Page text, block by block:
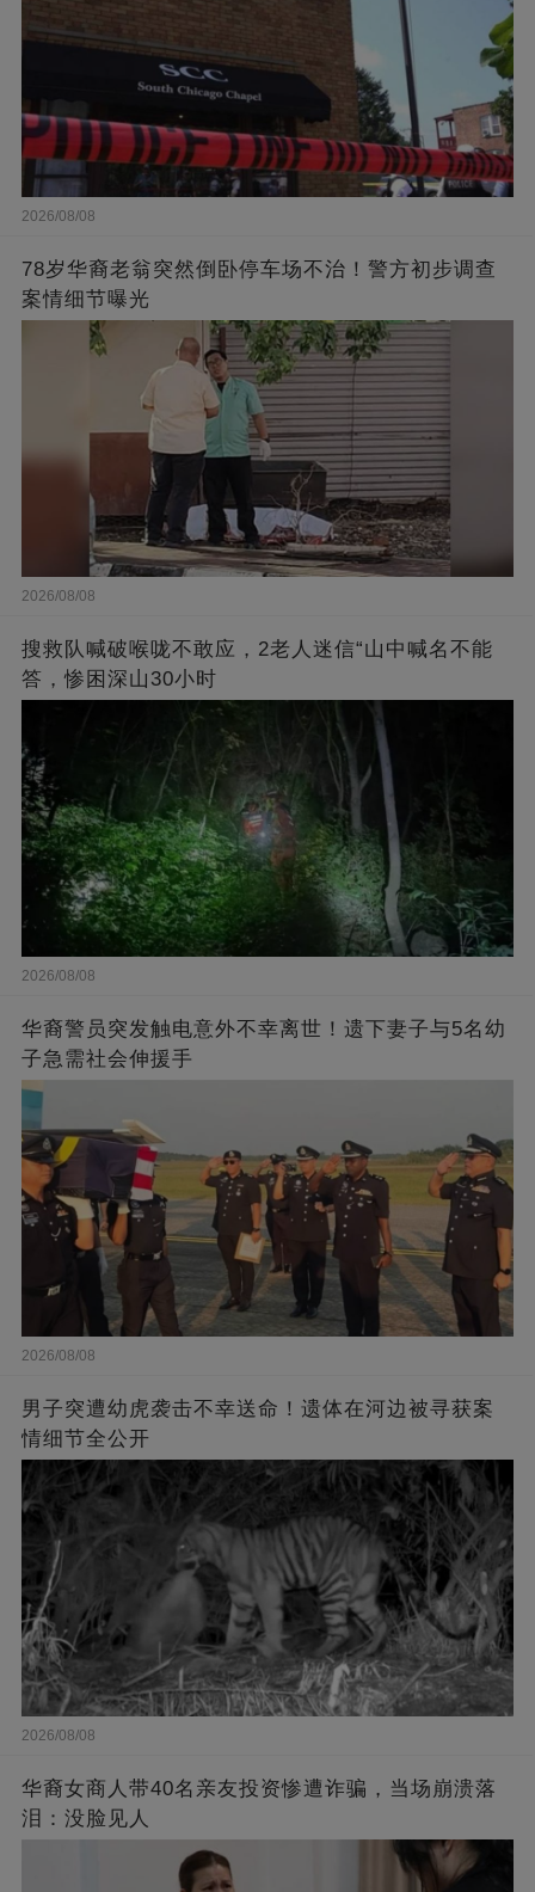
2026/08/08
78岁华裔老翁突然倒卧停车场不治！警方初步调查
案情细节曝光
2026/08/08
搜救队喊破喉咙不敢应，2老人迷信“山中喊名不能
答，惨困深山30小时
2026/08/08
华裔警员突发触电意外不幸离世！遗下妻子与5名幼
子急需社会伸援手
2026/08/08
男子突遭幼虎袭击不幸送命！遗体在河边被寻获案
情细节全公开
2026/08/08
华裔女商人带40名亲友投资惨遭诈骗，当场崩溃落
泪：没脸见人